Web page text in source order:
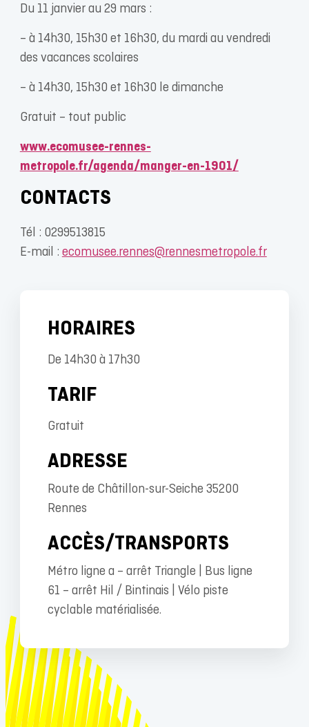
Du 11 janvier au 29 mars :
– à 14h30, 15h30 et 16h30, du mardi au vendredi
des vacances scolaires
– à 14h30, 15h30 et 16h30 le dimanche
Gratuit – tout public
www.ecomusee-rennes-
metropole.fr/agenda/manger-en-1901/
CONTACTS
Tél : 0299513815
E-mail : ecomusee.rennes@rennesmetropole.fr
HORAIRES
De 14h30 à 17h30
TARIF
Gratuit
ADRESSE
Route de Châtillon-sur-Seiche 35200
Rennes
ACCÈS/TRANSPORTS
Métro ligne a – arrêt Triangle | Bus ligne
61 – arrêt Hil / Bintinais | Vélo piste
cyclable matérialisée.